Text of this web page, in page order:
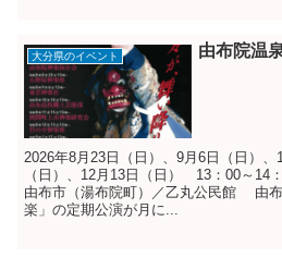
大分県のイベント 由布院温
2026年8月23日（日）、9月6日（日）、
（日）、12月13日（日） 13：00～
由布市（湯布院町）／乙丸公民館 由
楽」の定期公演が月に...